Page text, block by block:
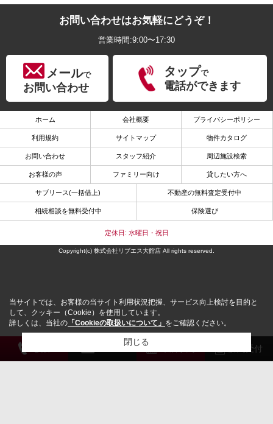
解約受付
お問い合わせはお気軽にどうぞ！
営業時間:9:00〜17:30
メールで
お問い合わせ
タップで
電話ができます
ホーム 会社概要 プライバシーポリシー
利用規約 サイトマップ 物件カタログ
お問い合わせ スタッフ紹介 周辺施設検索
お客様の声 ファミリー向け 貸したい方へ
サブリース(一括借上) 不動産の無料査定受付中
相続相談を無料受付中 保険選び
定休日: 水曜日・祝日
Copyright(c) 株式会社リブエス大館店 All rights reserved.
当サイトでは、お客様の当サイト利用状況把握、サービス向上検討を目的と
して、クッキー（Cookie）を使用しています。
詳しくは、当社の 「Cookieの取扱いについて」 をご確認ください。
閉じる